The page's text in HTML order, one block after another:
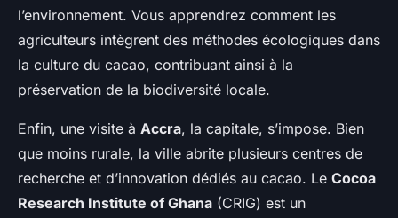
l’environnement. Vous apprendrez comment les
agriculteurs intègrent des méthodes écologiques dans
la culture du cacao, contribuant ainsi à la
préservation de la biodiversité locale.
Enfin, une visite à Accra, la capitale, s’impose. Bien
que moins rurale, la ville abrite plusieurs centres de
recherche et d’innovation dédiés au cacao. Le Cocoa
Research Institute of Ghana (CRIG) est un